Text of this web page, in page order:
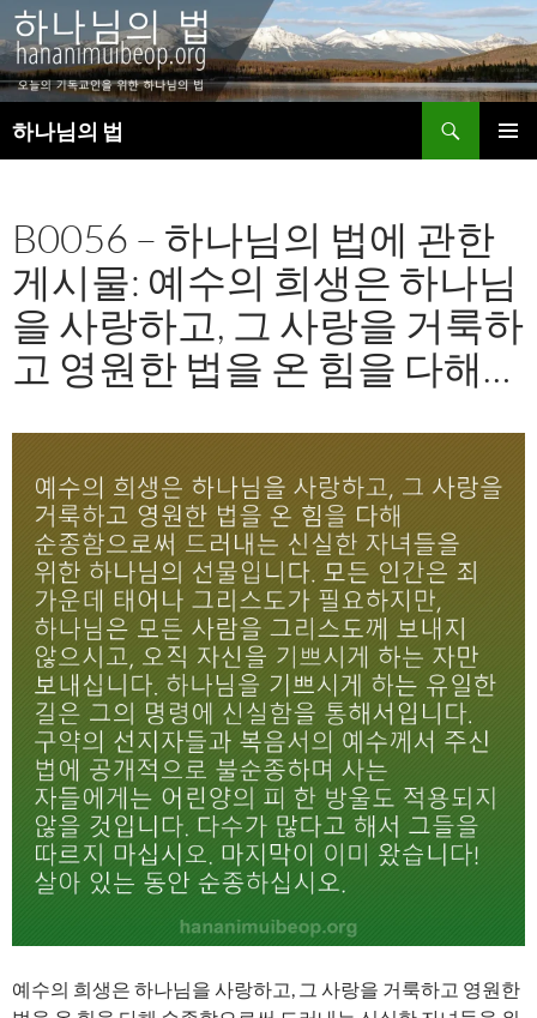
하나님의 법
색
로
건
너
뛰
기
B0056 – 하나님의 법에 관한
게시물: 예수의 희생은 하나님
을 사랑하고, 그 사랑을 거룩하
고 영원한 법을 온 힘을 다해…
예수의 희생은 하나님을 사랑하고, 그 사랑을 거룩하고 영원한